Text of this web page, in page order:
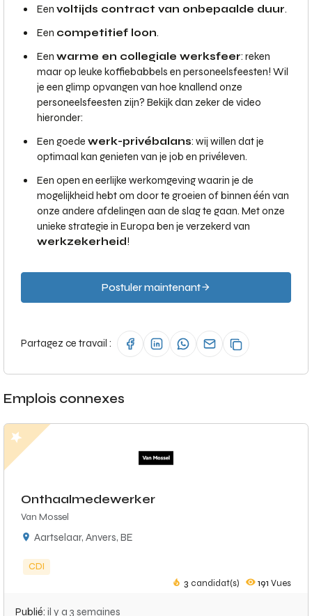
Een voltijds contract van onbepaalde duur.
Een competitief loon.
Een warme en collegiale werksfeer: reken
maar op leuke koffiebabbels en personeelsfeesten! Wil
je een glimp opvangen van hoe knallend onze
personeelsfeesten zijn? Bekijk dan zeker de video
hieronder:
Een goede werk-privébalans: wij willen dat je
optimaal kan genieten van je job en privéleven.
Een open en eerlijke werkomgeving waarin je de
mogelijkheid hebt om door te groeien of binnen één van
onze andere afdelingen aan de slag te gaan. Met onze
unieke strategie in Europa ben je verzekerd van
werkzekerheid!
Postuler maintenant
Partagez ce travail :
Emplois connexes
Onthaalmedewerker
Van Mossel
Aartselaar, Anvers, BE
CDI
3 candidat(s) 191 Vues
Publié: il y a 3 semaines